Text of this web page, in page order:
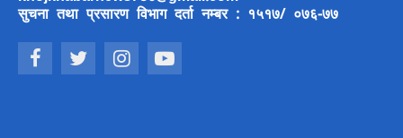
सुचना तथा प्रसारण विभाग दर्ता नम्बर : १५१७/ ०७६-७७